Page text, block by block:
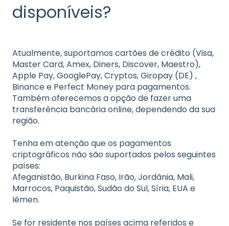
disponíveis?
Atualmente, suportamos cartões de crédito (Visa,
Master Card, Amex, Diners, Discover, Maestro),
Apple Pay, GooglePay, Cryptos, Giropay (DE) ,
Binance e Perfect Money para pagamentos.
Também oferecemos a opção de fazer uma
transferência bancária online, dependendo da sua
região.
Tenha em atenção que os pagamentos
criptográficos não são suportados pelos seguintes
países:
Afeganistão, Burkina Faso, Irão, Jordânia, Mali,
Marrocos, Paquistão, Sudão do Sul, Síria, EUA e
Iémen.
Se for residente nos países acima referidos e